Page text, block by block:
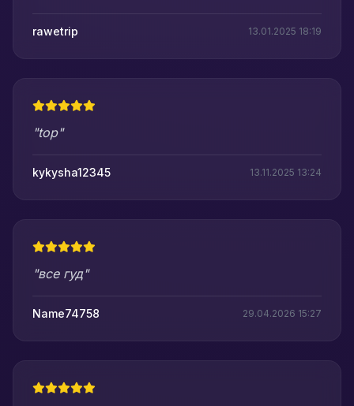
rawetrip 13.01.2025 18:19
"top"
kykysha12345 13.11.2025 13:24
"все гуд"
Name74758 29.04.2026 15:27